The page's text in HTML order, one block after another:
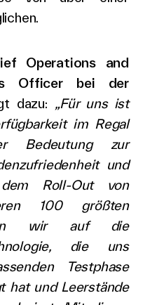
Operations and
Officer bei der
dazu: „Für uns ist
im Regal
Bedeutung zur
und
Roll-Out von
100 größten
wir auf die
die uns
Testphase
hat und Leerstände